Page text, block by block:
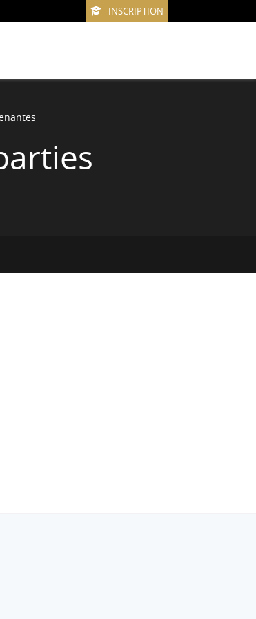
INSCRIPTION